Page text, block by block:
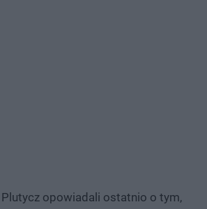
Plutycz opowiadali ostatnio o tym,